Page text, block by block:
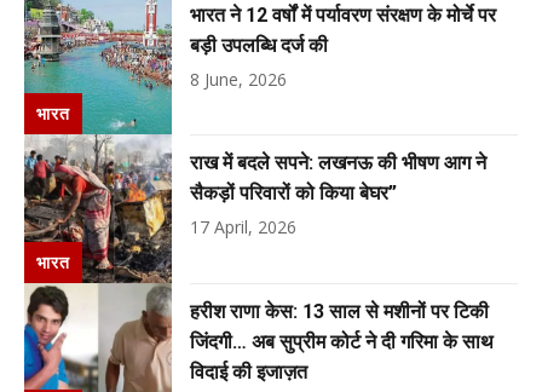
भारत
भारत ने 12 वर्षों में पर्यावरण संरक्षण के मोर्चे पर
बड़ी उपलब्धि दर्ज की
8 June, 2026
भारत
राख में बदले सपने: लखनऊ की भीषण आग ने
सैकड़ों परिवारों को किया बेघर”
17 April, 2026
हरीश राणा केस: 13 साल से मशीनों पर टिकी
जिंदगी… अब सुप्रीम कोर्ट ने दी गरिमा के साथ
विदाई की इजाज़त